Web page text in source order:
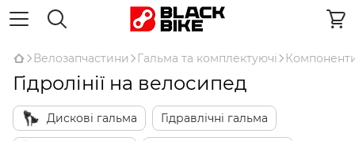
Велозапчастини Гальма та комплектуючі
Гідролінії на велосипед
Дискові гальма Гідравлічні гальма